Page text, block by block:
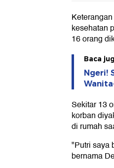
kesehatan
16 orang
Baca
Ngeri!
Sekitar 13
korban
di rumah
"Putri saya
bernama